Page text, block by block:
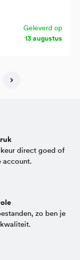
Geleverd op
13 augustus
direct goed of
account.
zo ben je